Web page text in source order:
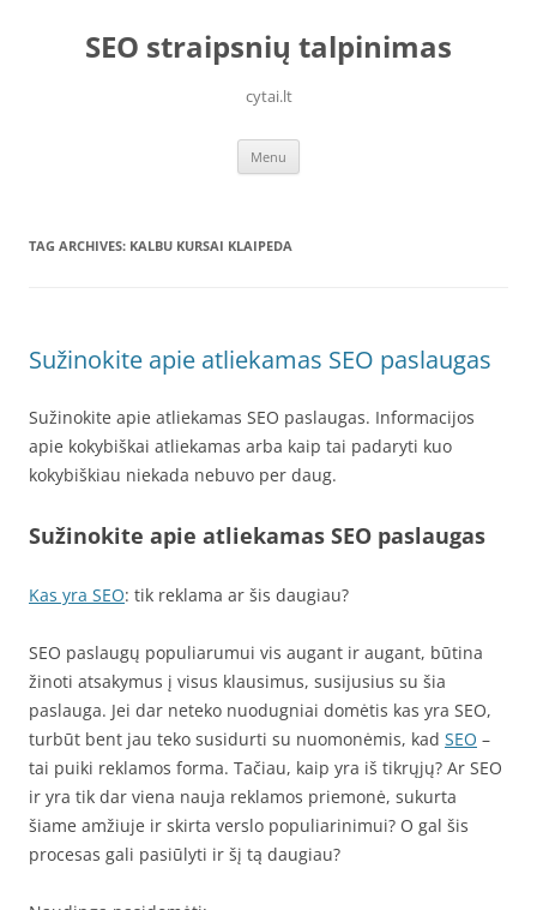
contentSEO straipsnių talpinimas
cytai.lt
Menu
TAG ARCHIVES: KALBU KURSAI KLAIPEDA
Sužinokite apie atliekamas SEO paslaugas
Sužinokite apie atliekamas SEO paslaugas. Informacijos
apie kokybiškai atliekamas arba kaip tai padaryti kuo
kokybiškiau niekada nebuvo per daug.
Sužinokite apie atliekamas SEO paslaugas
Kas yra SEO: tik reklama ar šis daugiau?
SEO paslaugų populiarumui vis augant ir augant, būtina
žinoti atsakymus į visus klausimus, susijusius su šia
paslauga. Jei dar neteko nuodugniai domėtis kas yra SEO,
turbūt bent jau teko susidurti su nuomonėmis, kad SEO –
tai puiki reklamos forma. Tačiau, kaip yra iš tikrųjų? Ar SEO
ir yra tik dar viena nauja reklamos priemonė, sukurta
šiame amžiuje ir skirta verslo populiarinimui? O gal šis
procesas gali pasiūlyti ir šį tą daugiau?